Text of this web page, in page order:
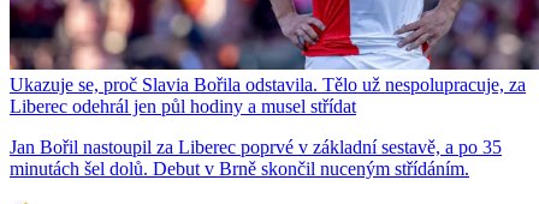
Ukazuje se, proč Slavia Bořila odstavila. Tělo už nespolupracuje, za
Liberec odehrál jen půl hodiny a musel střídat
Jan Bořil nastoupil za Liberec poprvé v základní sestavě, a po 35
minutách šel dolů. Debut v Brně skončil nuceným střídáním.